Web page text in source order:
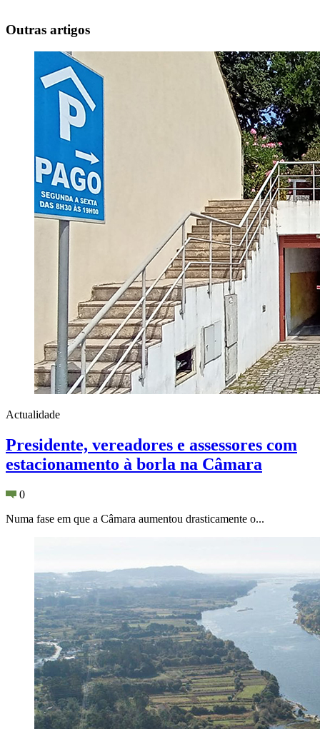
Outras artigos
Actualidade
Presidente, vereadores e assessores com
estacionamento à borla na Câmara
0
Numa fase em que a Câmara aumentou drasticamente o...